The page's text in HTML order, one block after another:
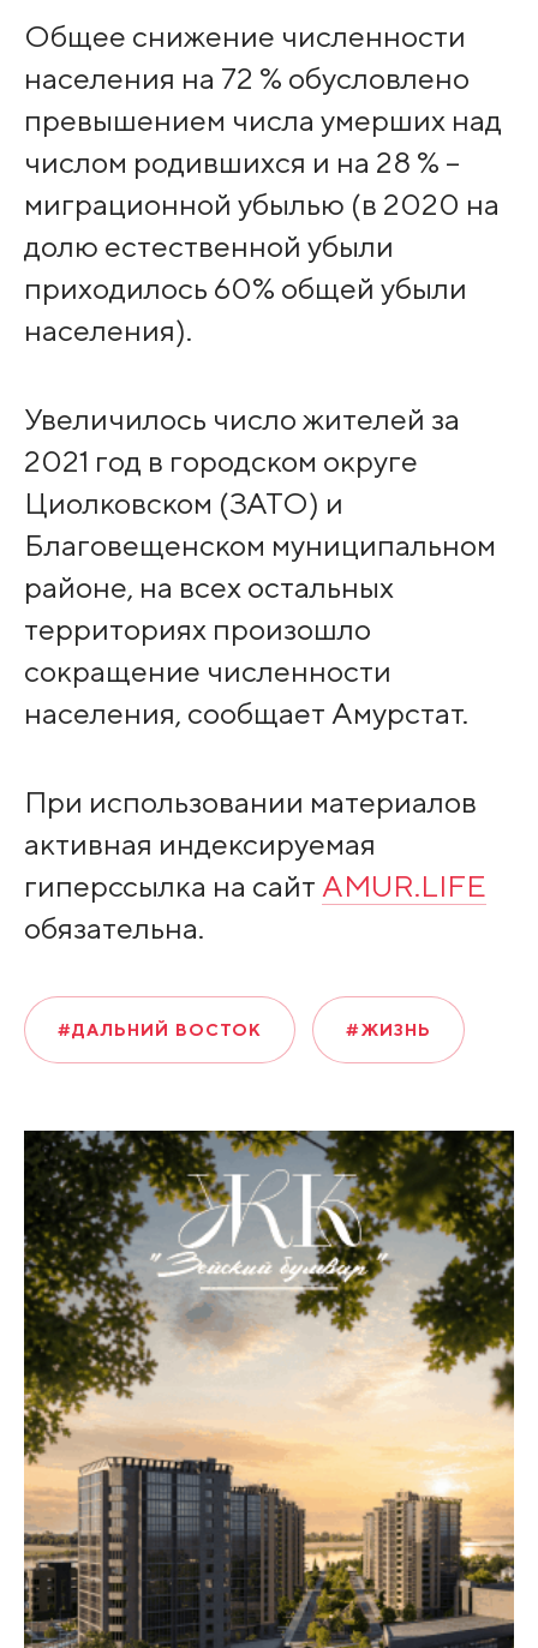
Общее снижение численности
населения на 72 % обусловлено
превышением числа умерших над
числом родившихся и на 28 % –
миграционной убылью (в 2020 на
долю естественной убыли
приходилось 60% общей убыли
населения).
Увеличилось число жителей за
2021 год в городском округе
Циолковском (ЗАТО) и
Благовещенском муниципальном
районе, на всех остальных
территориях произошло
сокращение численности
населения, сообщает Амурстат.
При использовании материалов
активная индексируемая
гиперссылка на сайт AMUR.LIFE
обязательна.
#ДАЛЬНИЙ ВОСТОК #ЖИЗНЬ